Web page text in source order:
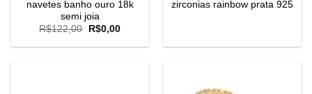
navetes banho ouro 18k
semi joia
R$122,00
O
original
R$0,00O
atual
zirconias rainbow prata 925